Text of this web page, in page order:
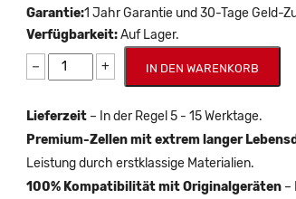
Garantie:1 Jahr Garantie und 30-Tage Geld-
Verfügbarkeit:Auf Lager.
− + IN DEN WARENKORB
Lieferzeit – In der Regel 5 - 15 Werktage.
Premium-Zellen mit extrem langer
Leistung durch erstklassige Materialien.
100% Kompatibilität mit Originalgeräten –